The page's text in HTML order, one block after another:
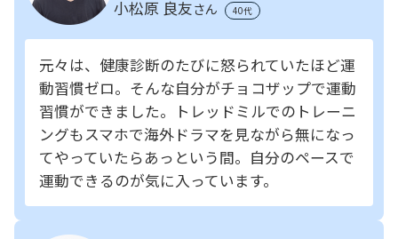
小松原 良友さん 40代
元々は、健康診断のたびに怒られていたほど運
動習慣ゼロ。そんな自分がチョコザップで運動
習慣ができました。トレッドミルでのトレーニ
ングもスマホで海外ドラマを見ながら無になっ
てやっていたらあっという間。自分のペースで
運動できるのが気に入っています。